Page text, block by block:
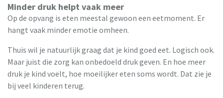
Minder druk helpt vaak meer
Op de opvang is eten meestal gewoon een eetmoment. Er
hangt vaak minder emotie omheen.
Thuis wil je natuurlijk graag dat je kind goed eet. Logisch ook.
Maar juist die zorg kan onbedoeld druk geven. En hoe meer
druk je kind voelt, hoe moeilijker eten soms wordt. Dat zie je
bij veel kinderen terug.